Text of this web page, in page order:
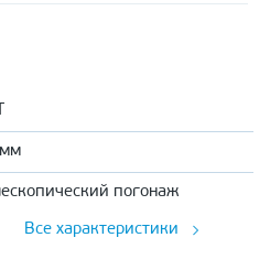
погонаж
Все характеристики